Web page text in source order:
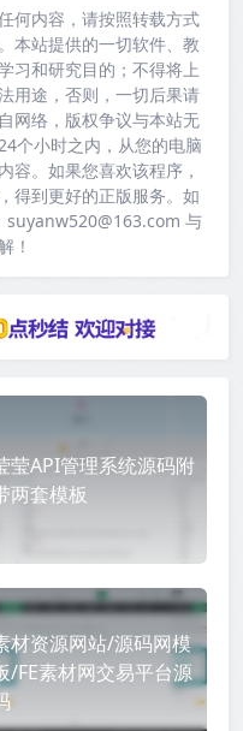
何内容，请按照转载方式
本站提供的一切软件、教
习和研究目的；不得将上
用途，否则，一切后果请
网络，版权争议与本站无
个小时之内，从您的电脑
容。如果您喜欢该程序，
得到更好的正版服务。如
suyanw520@163.com 与
！
莹API管理系统源码附
两套模板
材资源网站/源码网模
/FE素材网交易平台源